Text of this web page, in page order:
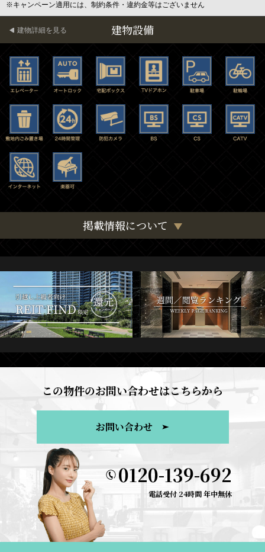
※キャンペーン適用には、制約条件・違約金等はございません
建物設備
建物詳細を見る
掲載情報について
この物件のお問い合わせはこちらから
お問い合わせ
0120-139-692
電話受付 24時間 年中無休